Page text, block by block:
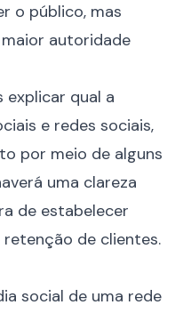
o público, mas
autoridade
qual a
e redes sociais,
por meio de alguns
uma clareza
de estabelecer
de clientes.
social de uma rede